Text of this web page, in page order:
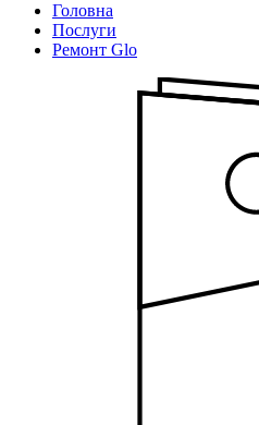
Головна
Послуги
Ремонт Glo